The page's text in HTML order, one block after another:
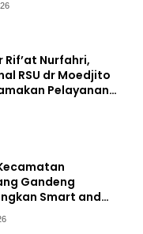
Nurfahri,
RSU dr Moedjito
Pelayanan
Gandeng
Smart and
Ini Tujuannya